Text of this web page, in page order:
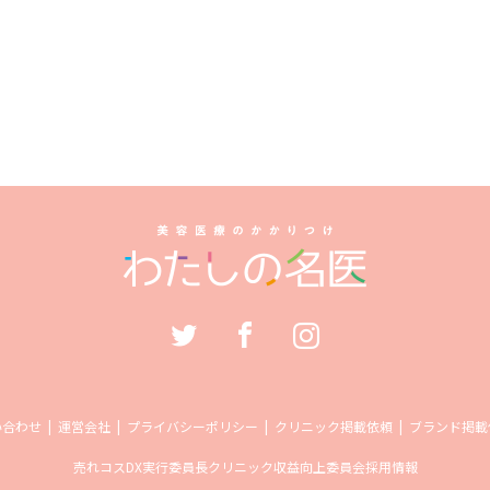
わせ 運営会社 プライバシーポリシー クリニック掲載依頼 ブランド掲
売れコスDX実行委員長クリニック収益向上委員会採用情報